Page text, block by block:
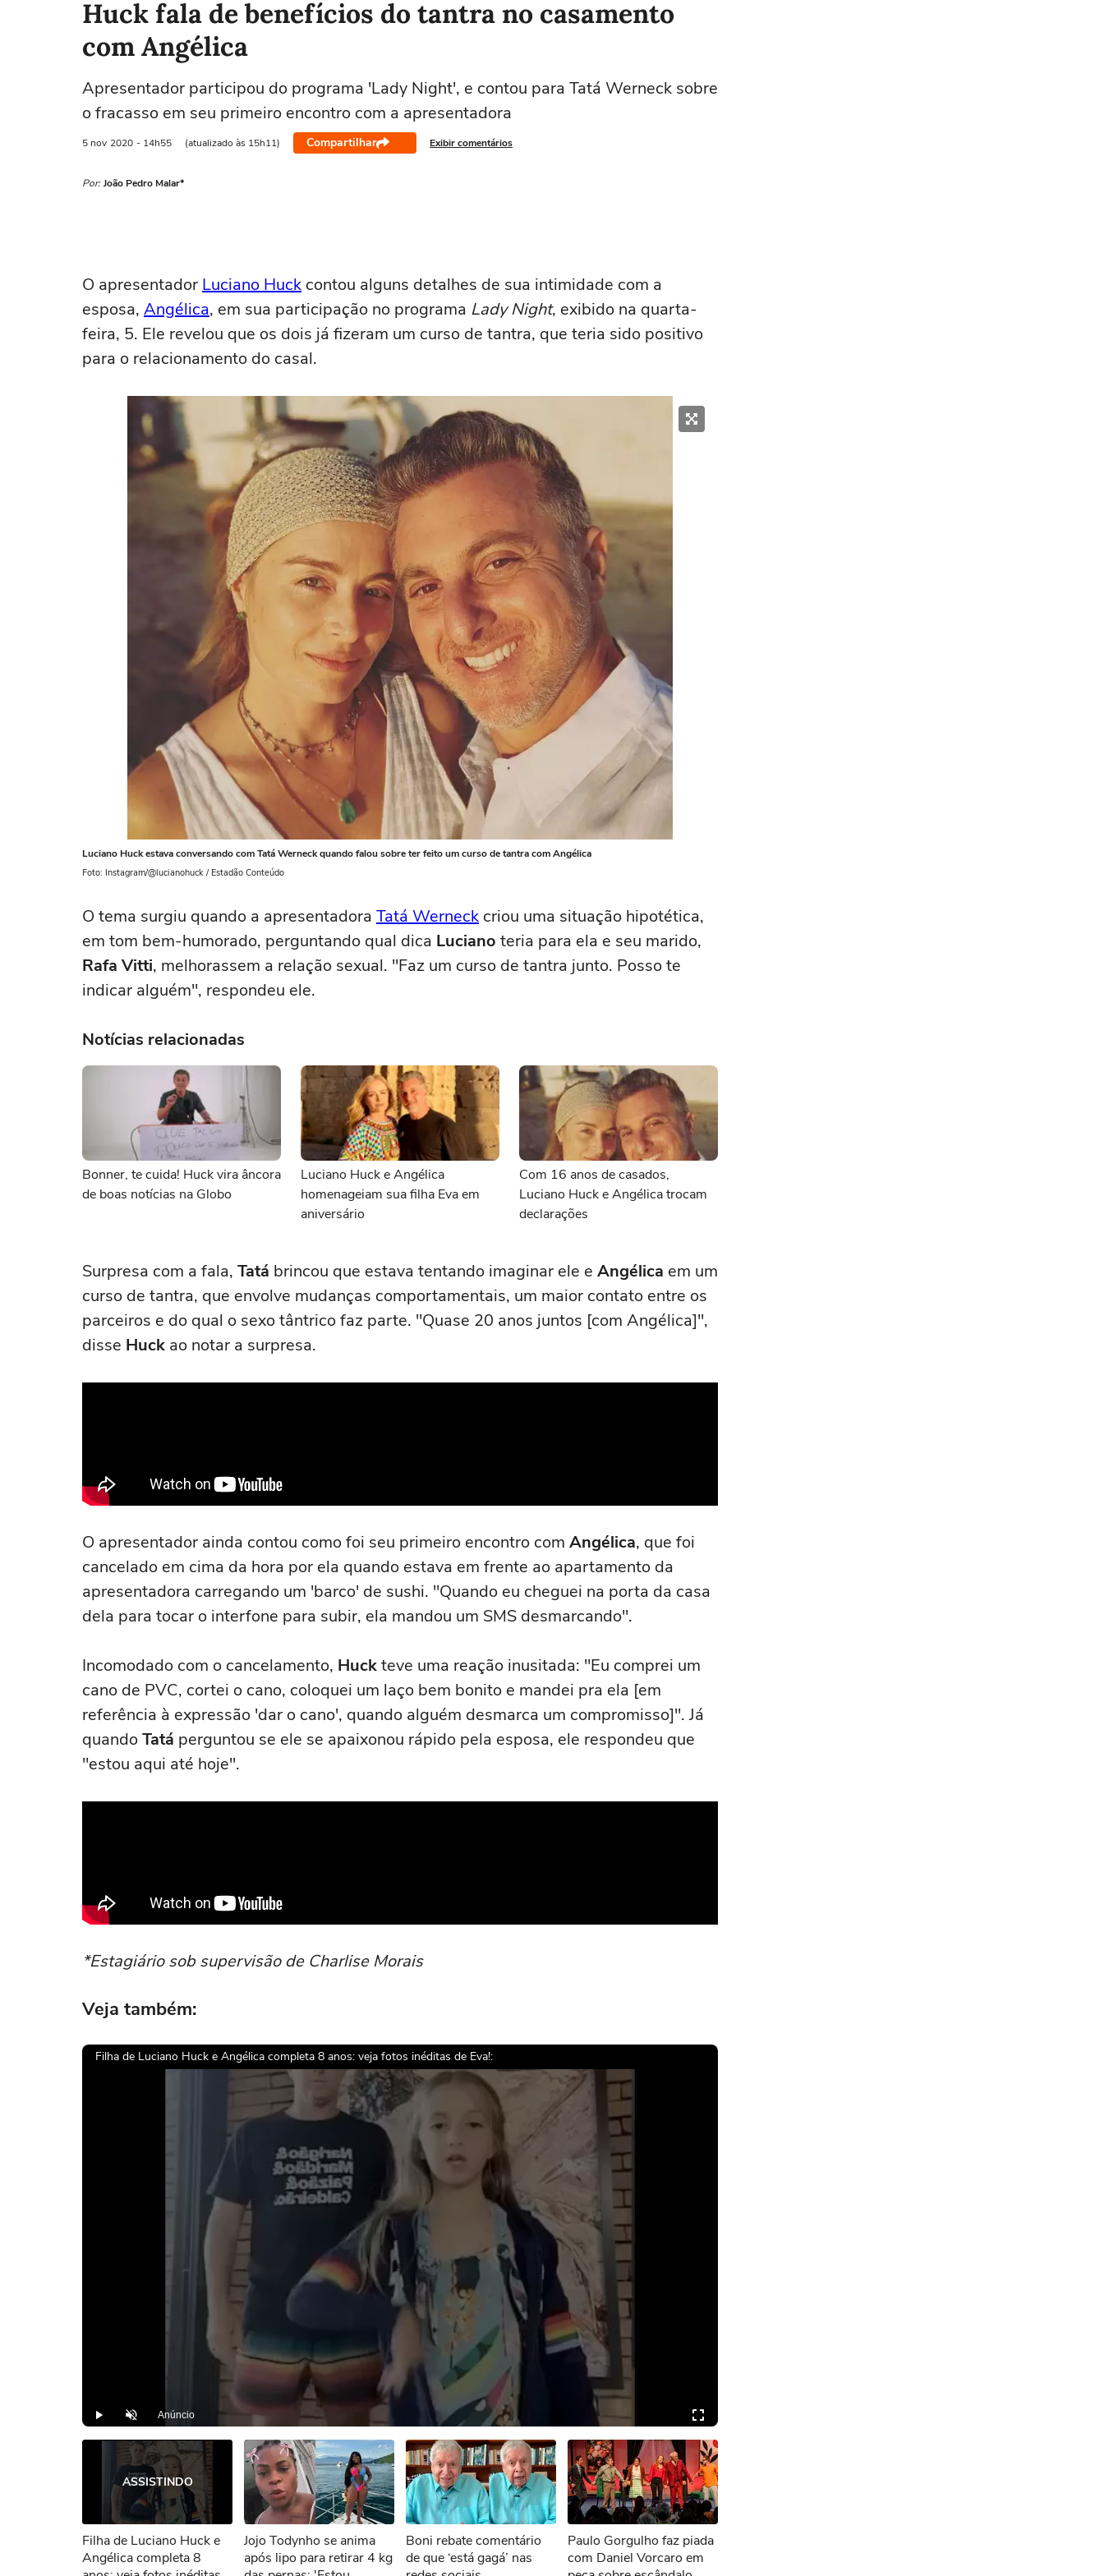
Huck fala de benefícios do tantra no casamento
com Angélica
Apresentador participou do programa 'Lady Night', e contou para Tatá Werneck sobre
o fracasso em seu primeiro encontro com a apresentadora
5 nov 2020 - 14h55 (atualizado às 15h11) Compartilhar Exibir comentários
Por: João Pedro Malar*
O apresentador Luciano Huck contou alguns detalhes de sua intimidade com a
esposa, Angélica, em sua participação no programa Lady Night, exibido na quarta-
feira, 5. Ele revelou que os dois já fizeram um curso de tantra, que teria sido positivo
para o relacionamento do casal.
Luciano Huck estava conversando com Tatá Werneck quando falou sobre ter feito um curso de tantra com Angélica
Foto: Instagram/@lucianohuck / Estadão Conteúdo
O tema surgiu quando a apresentadora Tatá Werneck criou uma situação hipotética,
em tom bem-humorado, perguntando qual dica Luciano teria para ela e seu marido,
Rafa Vitti, melhorassem a relação sexual. "Faz um curso de tantra junto. Posso te
indicar alguém", respondeu ele.
Notícias relacionadas
Bonner, te cuida! Huck vira âncora
de boas notícias na Globo
Luciano Huck e Angélica
homenageiam sua filha Eva em
aniversário
Com 16 anos de casados,
Luciano Huck e Angélica trocam
declarações
Surpresa com a fala, Tatá brincou que estava tentando imaginar ele e Angélica em um
curso de tantra, que envolve mudanças comportamentais, um maior contato entre os
parceiros e do qual o sexo tântrico faz parte. "Quase 20 anos juntos [com Angélica]",
disse Huck ao notar a surpresa.
O apresentador ainda contou como foi seu primeiro encontro com Angélica, que foi
cancelado em cima da hora por ela quando estava em frente ao apartamento da
apresentadora carregando um 'barco' de sushi. "Quando eu cheguei na porta da casa
dela para tocar o interfone para subir, ela mandou um SMS desmarcando".
Incomodado com o cancelamento, Huckteve uma reação inusitada: "Eu comprei um
cano de PVC, cortei o cano, coloquei um laço bem bonito e mandei pra ela [em
referência à expressão 'dar o cano', quando alguém desmarca um compromisso]". Já
quandoTatá perguntou se ele se apaixonou rápido pela esposa, ele respondeu que
"estou aqui até hoje".
*Estagiário sob supervisão de Charlise Morais
Veja também:
Filha de Luciano Huck e Angélica completa 8 anos: veja fotos inéditas de Eva!:
Play DesmutarAnúncio
ASSISTINDO
Filha de Luciano Huck e
Angélica completa 8
Jojo Todynho se anima
após lipo para retirar 4 kg
Boni rebate comentário
de que ‘está gagá’ nas
Paulo Gorgulho faz piada
com Daniel Vorcaro em